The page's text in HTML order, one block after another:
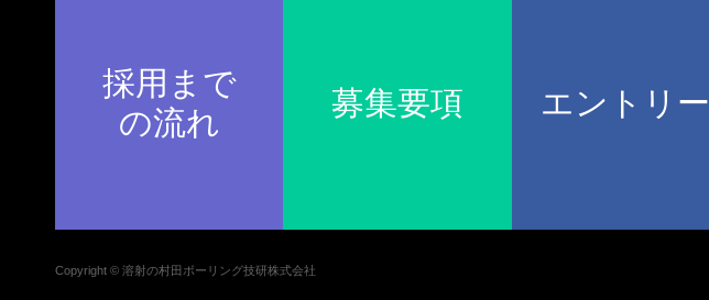
採用まで
の流れ
募集要項 エントリー
Copyright © 溶射の村田ボーリング技研株式会社